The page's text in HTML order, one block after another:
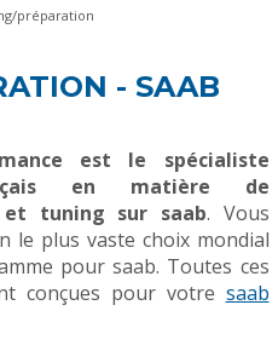
préparation
- SAAB
est le spécialiste
en matière de
et tuning sur saab. Vous
le plus vaste choix mondial
pour saab. Toutes ces
conçues pour votre saab